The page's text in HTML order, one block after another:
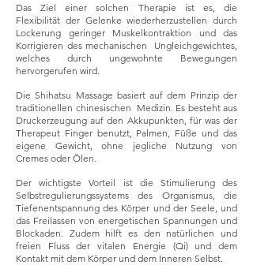
Das Ziel einer solchen Therapie ist es, die
Flexibilität der Gelenke wiederherzustellen durch
Lockerung geringer Muskelkontraktion und das
Korrigieren des mechanischen Ungleichgewichtes,
welches durch ungewohnte Bewegungen
hervorgerufen wird.
Die Shihatsu Massage basiert auf dem Prinzip der
traditionellen chinesischen Medizin. Es besteht aus
Druckerzeugung auf den Akkupunkten, für was der
Therapeut Finger benutzt, Palmen, Füße und das
eigene Gewicht, ohne jegliche Nutzung von
Cremes oder Ölen.
Der wichtigste Vorteil ist die Stimulierung des
Selbstregulierungssystems des Organismus, die
Tiefenentspannung des Körper und der Seele, und
das Freilassen von energetischen Spannungen und
Blockaden. Zudem hilft es den natürlichen und
freien Fluss der vitalen Energie (Qi) und dem
Kontakt mit dem Körper und dem Inneren Selbst.